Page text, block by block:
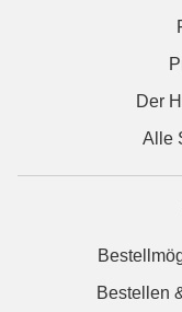
Der
Alle
Bestellen